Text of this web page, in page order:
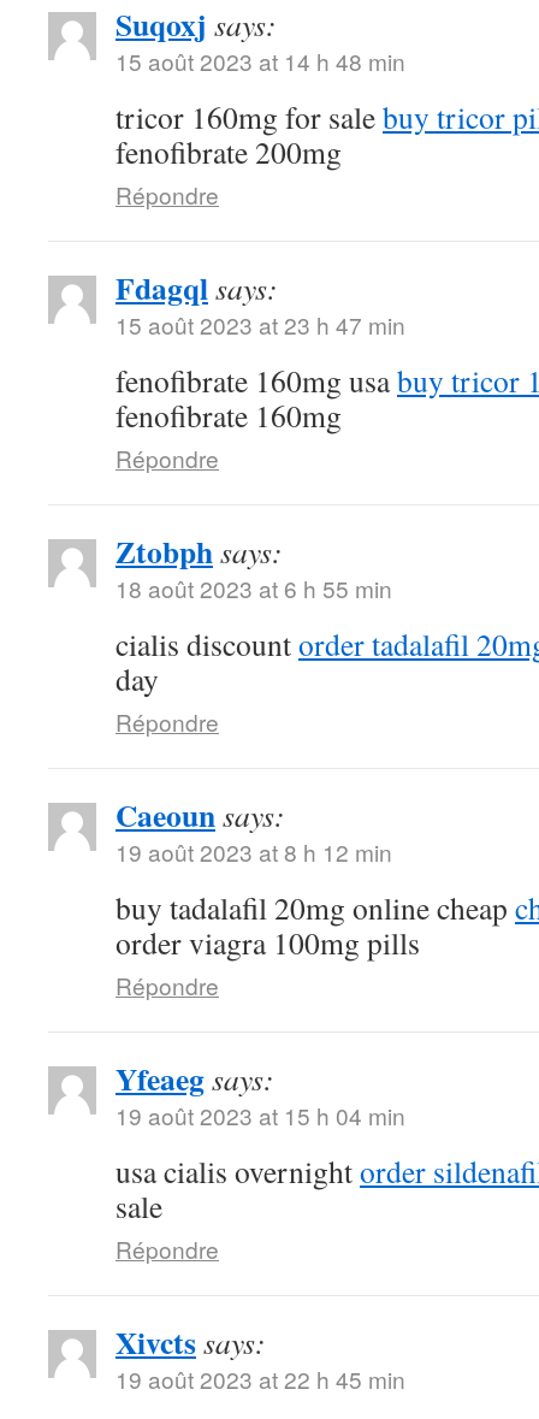
Suqoxj says:
15 août 2023 at 14 h 48 min
tricor 160mg for salebuy tricor
fenofibrate 200mg
Répondre
Fdagqlsays:
15 août 2023 at 23 h 47 min
fenofibrate 160mg usabuy tricor
fenofibrate 160mg
Répondre
Ztobphsays:
18 août 2023 at 6 h 55 min
cialis discountorder tadalafil
day
Répondre
Caeounsays:
19 août 2023 at 8 h 12 min
buy tadalafil 20mg online cheap
order viagra 100mg pills
Répondre
Yfeaegsays:
19 août 2023 at 15 h 04 min
usa cialis overnightorder
sale
Répondre
Xivctssays:
19 août 2023 at 22 h 45 min